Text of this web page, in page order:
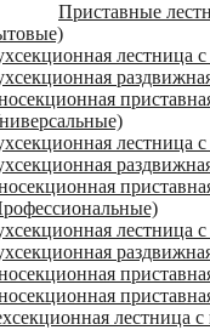
Приставные
лестница
лестница
лестница
лестница